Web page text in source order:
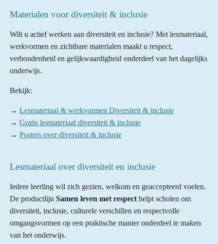
Materialen voor diversiteit & inclusie
Wilt u actief werken aan diversiteit en inclusie? Met lesmateriaal,
werkvormen en zichtbare materialen maakt u respect,
verbondenheid en gelijkwaardigheid onderdeel van het dagelijks
onderwijs.
Bekijk:
→ Lesmateriaal & werkvormen Diversiteit & inclusie
→ Gratis lesmateriaal diversiteit & inclusie
→ Posters over diversiteit & inclusie
Lesmateriaal over diversiteit en inclusie
Iedere leerling wil zich gezien, welkom en geaccepteerd voelen.
De productlijn Samen leven met respect helpt scholen om
diversiteit, inclusie, culturele verschillen en respectvolle
omgangsvormen op een praktische manier onderdeel te maken
van het onderwijs.